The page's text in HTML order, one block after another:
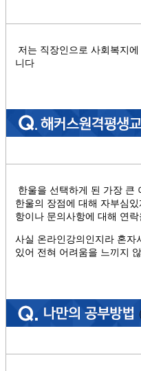
저는 직장인으로 사회복지
니다
한울을 선택하게 된 가장 큰
한울의 장점에 대해 자부심
항이나 문의사항에 대해 연
사실 온라인강의인지라 혼
있어 전혀 어려움을 느끼지